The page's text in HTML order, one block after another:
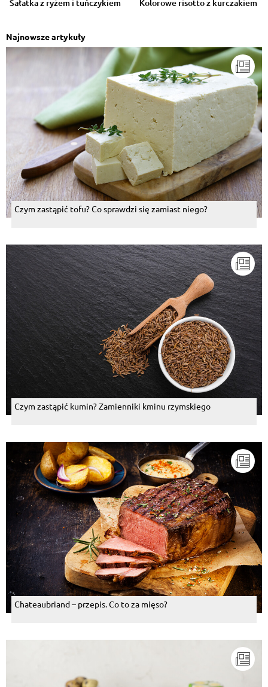
Sałatka z ryżem i tuńczykiem Kolorowe risotto z kurczakiem
Najnowsze artykuły
Czym zastąpić tofu? Co sprawdzi się zamiast niego?
Czym zastąpić kumin? Zamienniki kminu rzymskiego
Chateaubriand – przepis. Co to za mięso?